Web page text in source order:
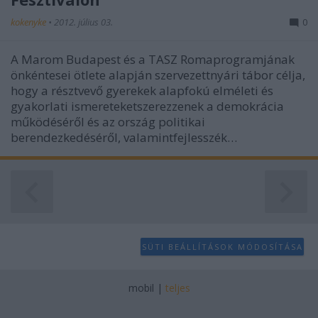
kokenyke • 2012. július 03. 0
A Marom Budapest és a TASZ Romaprogramjának
önkéntesei ötlete alapján szervezettnyári tábor célja,
hogy a résztvevő gyerekek alapfokú elméleti és
gyakorlati ismereteketszerezzenek a demokrácia
működéséről és az ország politikai
berendezkedéséről, valamintfejlesszék…
SÜTI BEÁLLÍTÁSOK MÓDOSÍTÁSA
mobil | teljes